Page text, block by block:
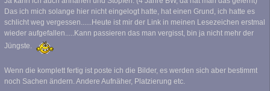
Das ich mich solange hier nicht eingelogt hatte, hat einen Grund, ich hatte es
schlicht weg vergessen......Heute ist mir der Link in meinen Lesezeichen erstmal
wieder aufgefallen.....Kann passieren das man vergisst, bin ja nicht mehr der
Jüngste.
Wenn die komplett fertig ist poste ich die Bilder, es werden sich aber bestimmt
noch Sachen ändern. Andere Aufnäher, Platzierung etc.